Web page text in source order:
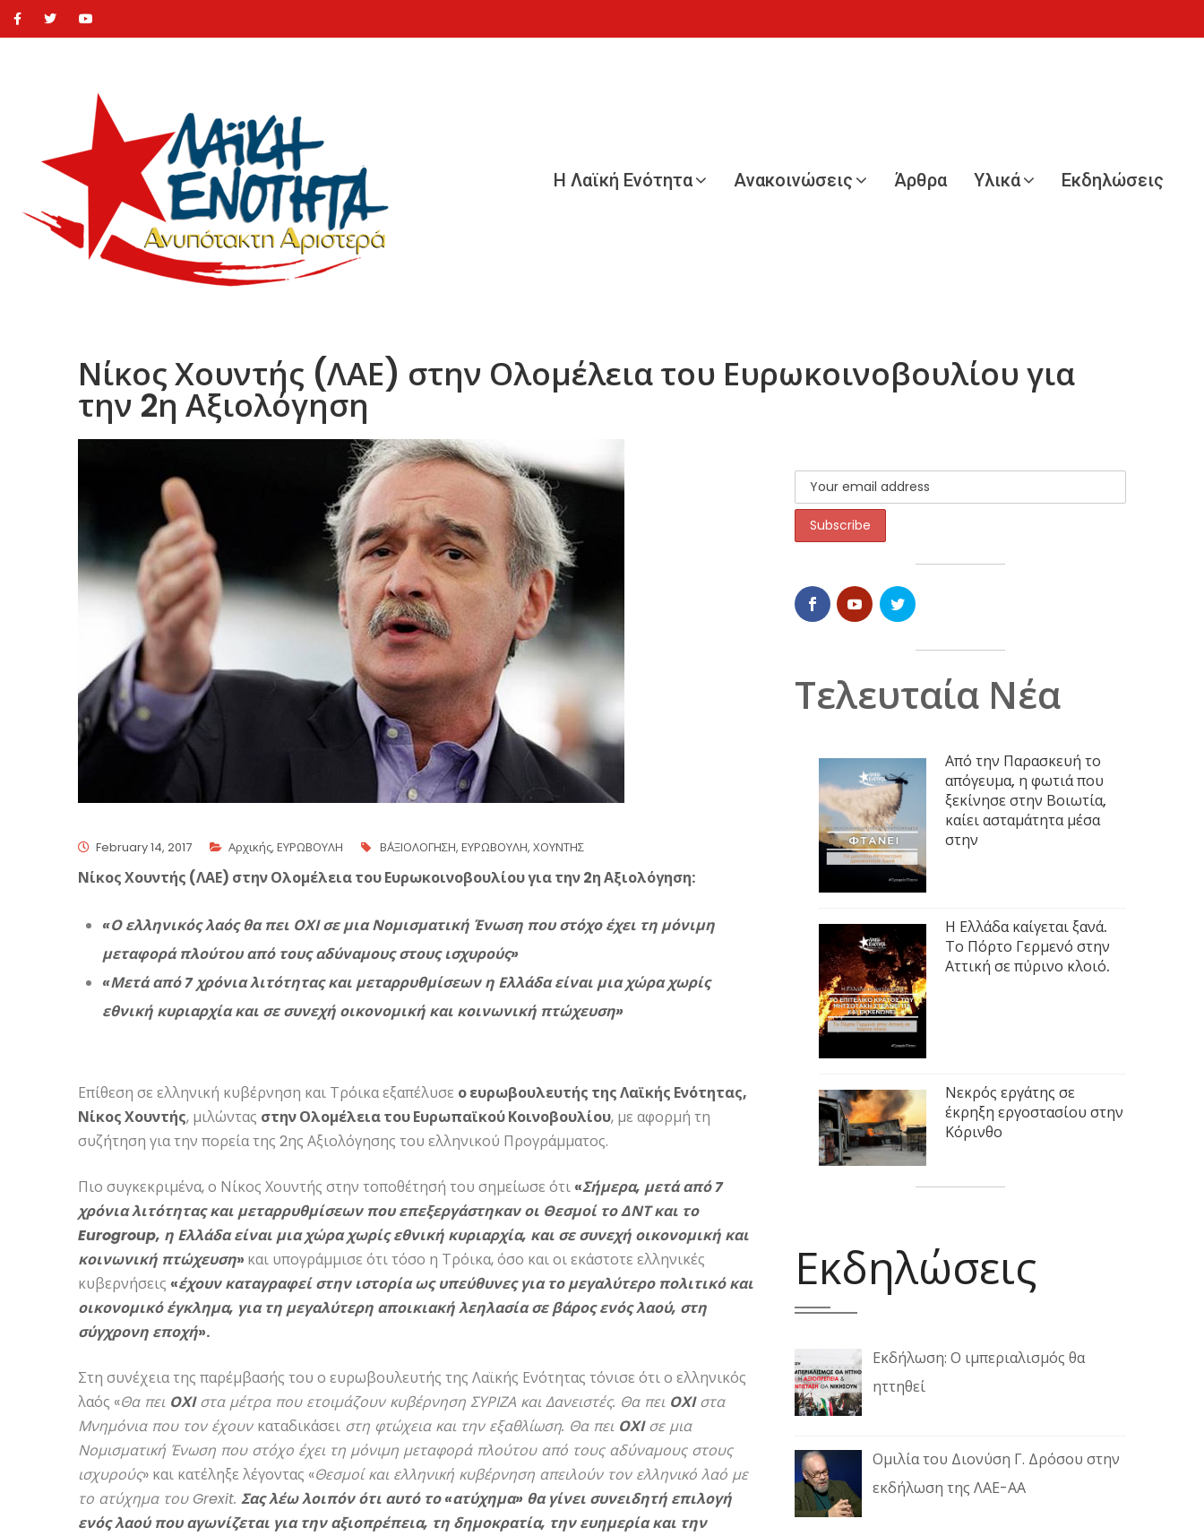
Η Λαϊκή Ενότητα Ανακοινώσεις Άρθρα Υλικά Εκδηλώσεις
Νίκος Χουντής (ΛΑΕ) στην Ολομέλεια του Ευρωκοινοβουλίου για
την 2η Αξιολόγηση
February 14, 2017 Αρχικής, ΕΥΡΩΒΟΥΛΗ Β΄ΑΞΙΟΛΟΓΗΣΗ, ΕΥΡΩΒΟΥΛΗ, ΧΟΥΝΤΗΣ
Νίκος Χουντής (ΛΑΕ) στην Ολομέλεια του Ευρωκοινοβουλίου για την 2η Αξιολόγηση:
«Ο ελληνικός λαός θα πει ΟΧΙ σε μια Νομισματική Ένωση που στόχο έχει τη μόνιμη
μεταφορά πλούτου από τους αδύναμους στους ισχυρούς»
«Μετά από 7 χρόνια λιτότητας και μεταρρυθμίσεων η Ελλάδα είναι μια χώρα χωρίς
εθνική κυριαρχία και σε συνεχή οικονομική και κοινωνική πτώχευση»
Επίθεση σε ελληνική κυβέρνηση και Τρόικα εξαπέλυσε ο ευρωβουλευτής της Λαϊκής Ενότητας,
Νίκος Χουντής, μιλώντας στην Ολομέλεια του Ευρωπαϊκού Κοινοβουλίου, με αφορμή τη
συζήτηση για την πορεία της 2ης Αξιολόγησης του ελληνικού Προγράμματος.
Πιο συγκεκριμένα, ο Νίκος Χουντής στην τοποθέτησή του σημείωσε ότι «Σήμερα, μετά από 7
χρόνια λιτότητας και μεταρρυθμίσεων που επεξεργάστηκαν οι Θεσμοί το ΔΝΤ και το
Eurogroup, η Ελλάδα είναι μια χώρα χωρίς εθνική κυριαρχία, και σε συνεχή οικονομική και
κοινωνική πτώχευση» και υπογράμμισε ότι τόσο η Τρόικα, όσο και οι εκάστοτε ελληνικές
κυβερνήσεις «έχουν καταγραφεί στην ιστορία ως υπεύθυνες για το μεγαλύτερο πολιτικό και
οικονομικό έγκλημα, για τη μεγαλύτερη αποικιακή λεηλασία σε βάρος ενός λαού, στη
σύγχρονη εποχή».
Στη συνέχεια της παρέμβασής του ο ευρωβουλευτής της Λαϊκής Ενότητας τόνισε ότι ο ελληνικός
λαός «Θα πει ΟΧΙστα μέτρα που ετοιμάζουν κυβέρνηση ΣΥΡΙΖΑ και Δανειστές. Θα πει ΟΧΙστα
Μνημόνια που τον έχουν καταδικάσει στη φτώχεια και την εξαθλίωση. Θα πει ΟΧΙσε μια
Νομισματική Ένωση που στόχο έχει τη μόνιμη μεταφορά πλούτου από τους αδύναμους στους
ισχυρούς» και κατέληξε λέγοντας «Θεσμοί και ελληνική κυβέρνηση απειλούν τον ελληνικό λαό με
το ατύχημα τουGrexit. Σας λέω λοιπόν ότι αυτό το «ατύχημα» θα γίνει συνειδητή επιλογή
ενός λαού που αγωνίζεται για την αξιοπρέπεια, τη δημοκρατία, την ευημερία και την
Τελευταία Νέα
Από την Παρασκευή το
απόγευμα, η φωτιά που
ξεκίνησε στην Βοιωτία,
καίει ασταμάτητα μέσα
στην
Η Ελλάδα καίγεται ξανά.
Το Πόρτο Γερμενό στην
Αττική σε πύρινο κλοιό.
Νεκρός εργάτης σε
έκρηξη εργοστασίου στην
Κόρινθο
Εκδηλώσεις
Εκδήλωση: Ο ιμπεριαλισμός θα
ηττηθεί
Ομιλία του Διονύση Γ. Δρόσου στην
εκδήλωση της ΛΑΕ-ΑΑ